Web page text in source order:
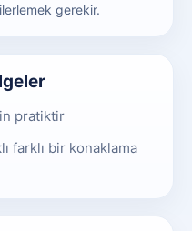
gerekir.
pratiktir
farklı bir konaklama